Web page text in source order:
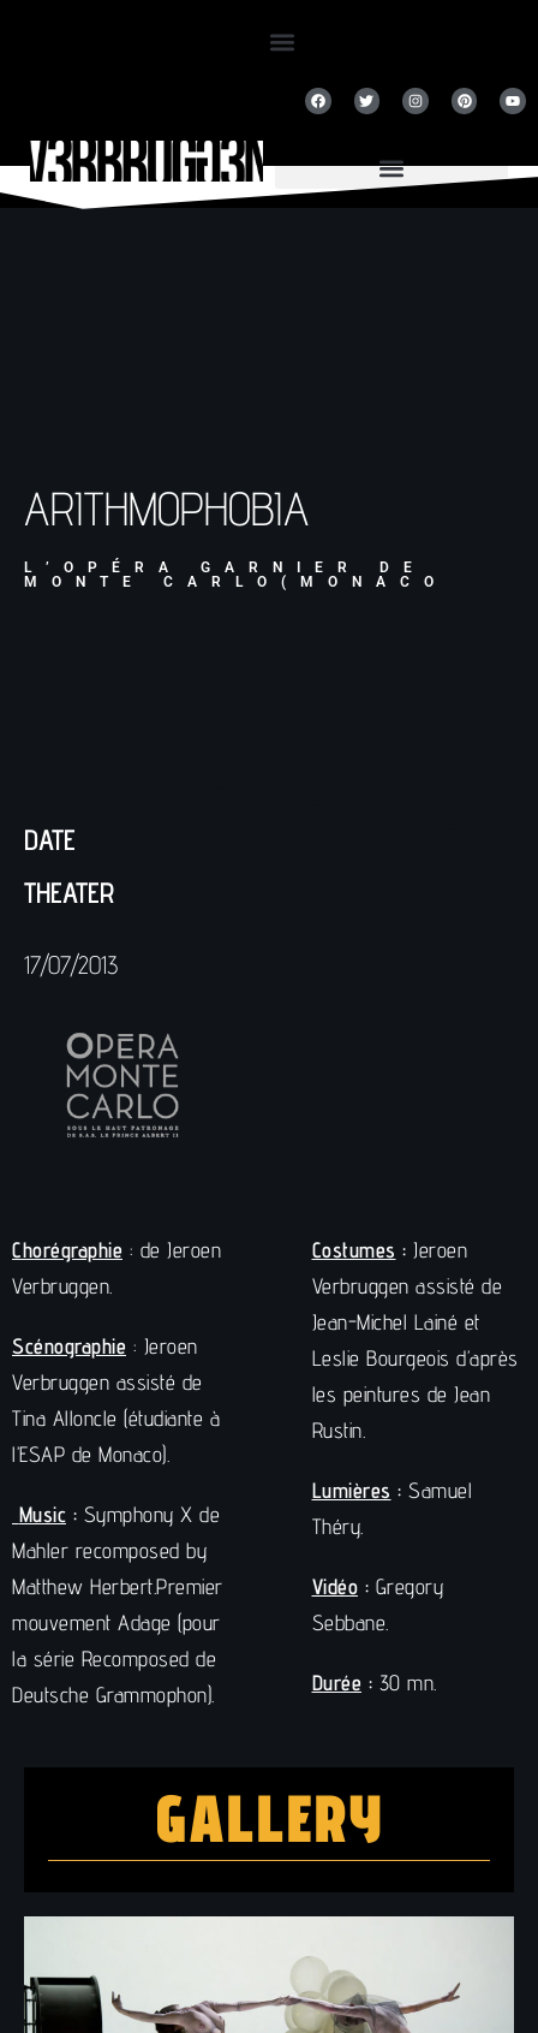
ARITHMOPHOBIA
L’OPÉRA GARNIER DE
MONTE CARLO(MONACO
DATE
THEATER
17/07/2013
Chorégraphie : de Jeroen
Verbruggen.
Scénographie : Jeroen
Verbruggen assisté de
Tina Alloncle (étudiante à
l’ESAP de Monaco).
Music : Symphony X de
Mahler recomposed by
Matthew Herbert.Premier
mouvement Adage (pour
la série Recomposed de
Deutsche Grammophon).
Costumes : Jeroen
Verbruggen assisté de
Jean-Michel Lainé et
Leslie Bourgeois d’après
les peintures de Jean
Rustin.
Lumières : Samuel
Théry.
Vidéo : Gregory
Sebbane.
Durée : 30 mn.
GALLERY